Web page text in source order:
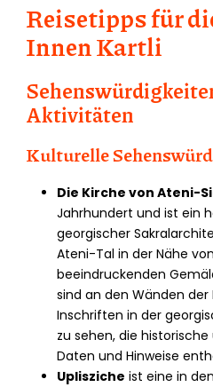
Reisetipps für
Innen Kartli
Aktivitäten
Kulturelle
Die Kirche von Ateni-
Jahrhundert und ist ein
georgischer
Ateni-Tal in der Nähe
beeindruckenden
sind an den Wänden der
Inschriften in der
zu sehen, die
Daten und Hinweise
Uplisziche ist eine in